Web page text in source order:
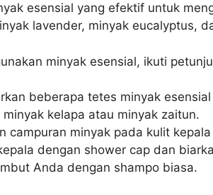
esensial yang efektif untuk
lavender, minyak eucalyptus,
minyak esensial, ikuti
beberapa tetes minyak
kelapa atau minyak zaitun.
campuran minyak pada kulit
dengan shower cap dan
Anda dengan shampo biasa.